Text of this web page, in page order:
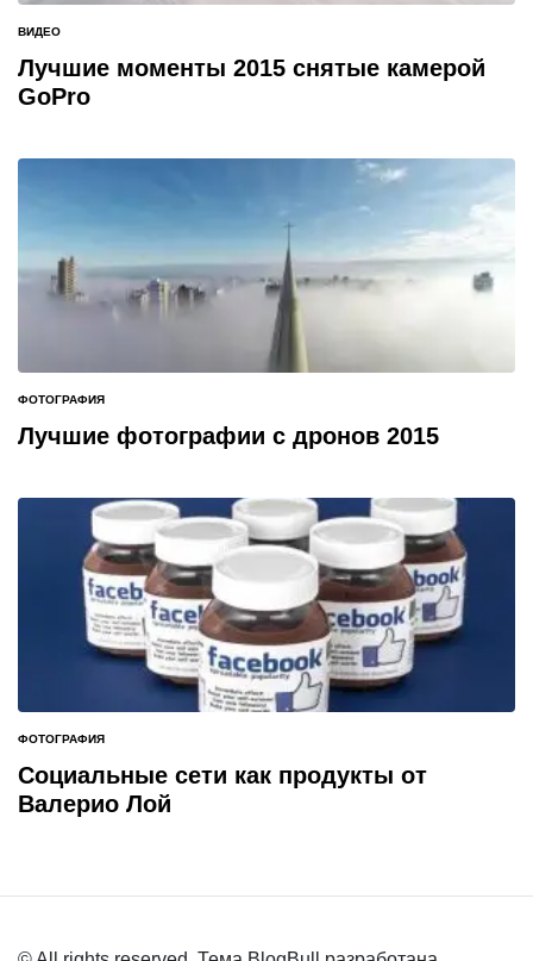
ОПУБЛИКОВАНО
В
ВИДЕО
Лучшие моменты 2015 снятые камерой
GoPro
ОПУБЛИКОВАНО
В
ФОТОГРАФИЯ
Лучшие фотографии с дронов 2015
ОПУБЛИКОВАНО
В
ФОТОГРАФИЯ
Социальные сети как продукты от
Валерио Лой